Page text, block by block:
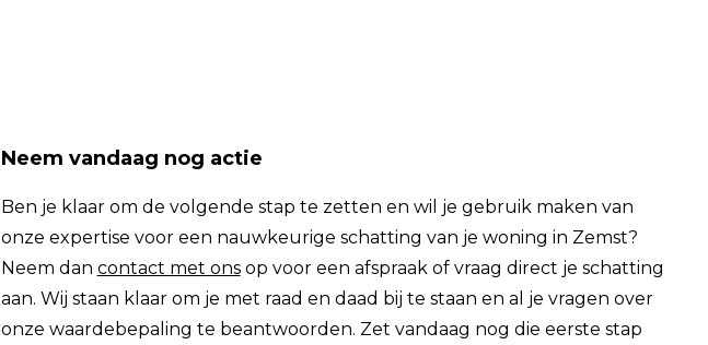
Neem vandaag nog actie
Ben je klaar om de volgende stap te zetten en wil je gebruik maken van
onze expertise voor een nauwkeurige schatting van je woning in Zemst?
Neem dan contact met onsop voor een afspraak of vraag direct je schatting
aan. Wij staan klaar om je met raad en daad bij te staan en al je vragen over
onze waardebepaling te beantwoorden. Zet vandaag nog die eerste stap